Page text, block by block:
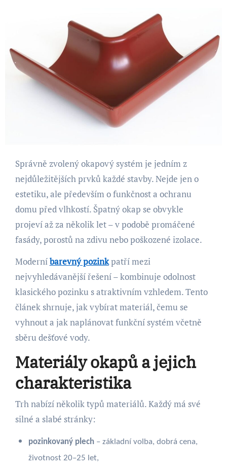
Správně zvolený okapový systém je jedním z
nejdůležitějších prvků každé stavby. Nejde jen o
estetiku, ale především o funkčnost a ochranu
domu před vlhkostí. Špatný okap se obvykle
projeví až za několik let – v podobě promáčené
fasády, porostů na zdivu nebo poškozené izolace.
Moderníbarevný pozinkpatří mezi
nejvyhledávanější řešení – kombinuje odolnost
klasického pozinku s atraktivním vzhledem. Tento
článek shrnuje, jak vybírat materiál, čemu se
vyhnout a jak naplánovat funkční systém včetně
sběru dešťové vody.
Materiály okapů a jejich
charakteristika
Trh nabízí několik typů materiálů. Každý má své
silné a slabé stránky:
pozinkovaný plech– základní volba, dobrá cena,
životnost 20–25 let,